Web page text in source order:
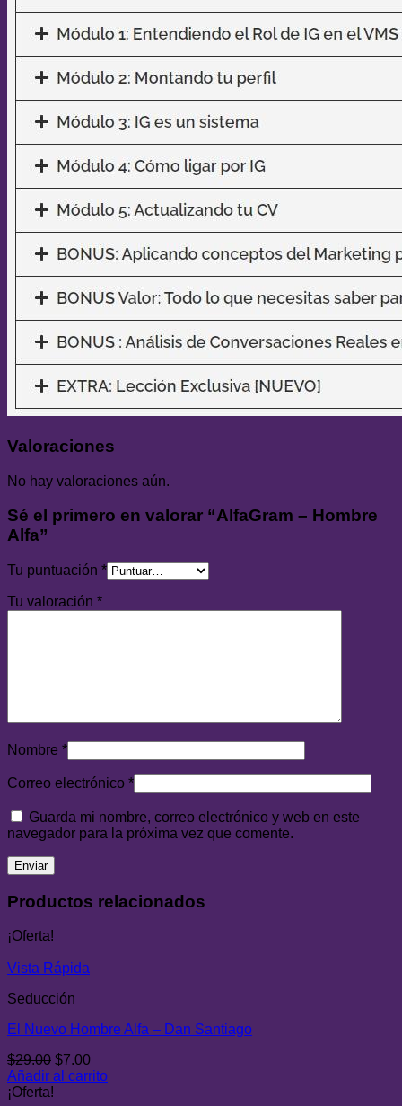
Valoraciones
No hay valoraciones aún.
Sé el primero en valorar “AlfaGram – Hombre
Alfa”
Tu puntuación *
Tu valoración *
Nombre *
Correo electrónico *
Guarda mi nombre, correo electrónico y web en este
navegador para la próxima vez que comente.
Productos relacionados
¡Oferta!
Vista Rápida
Seducción
El Nuevo Hombre Alfa – Dan Santiago
$29.00 El
precio
$7.00El
precio
Añadir al carrito
¡Oferta!